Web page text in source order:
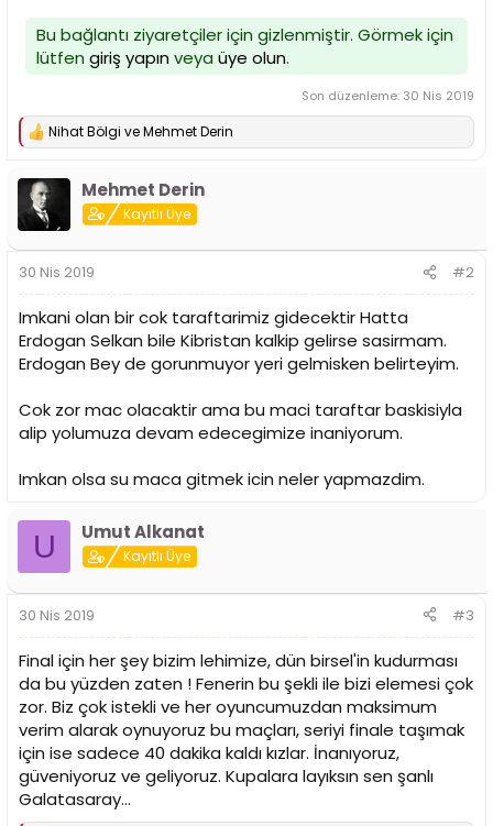
Bu bağlantı ziyaretçiler için gizlenmiştir. Görmek için
lütfen giriş yapınveya üye olun.
Son düzenleme: 30 Nis 2019
T
k
l
:
Nihat Bölgi veMehmet Derin
Mehmet Derin
Kayıtlı Üye
30 Nis 2019 #2
Imkani olan bir cok taraftarimiz gidecektir Hatta
Erdogan Selkan bile Kibristan kalkip gelirse sasirmam.
Erdogan Bey de gorunmuyor yeri gelmisken belirteyim.
Cok zor mac olacaktir ama bu maci taraftar baskisiyla
alip yolumuza devam edecegimize inaniyorum.
Imkan olsa su maca gitmek icin neler yapmazdim.
U Umut Alkanat
Kayıtlı Üye
30 Nis 2019 #3
Final için her şey bizim lehimize, dün birsel'in kudurması
da bu yüzden zaten ! Fenerin bu şekli ile bizi elemesi çok
zor. Biz çok istekli ve her oyuncumuzdan maksimum
verim alarak oynuyoruz bu maçları, seriyi finale taşımak
için ise sadece 40 dakika kaldı kızlar. İnanıyoruz,
güveniyoruz ve geliyoruz. Kupalara layıksın sen şanlı
Galatasaray...